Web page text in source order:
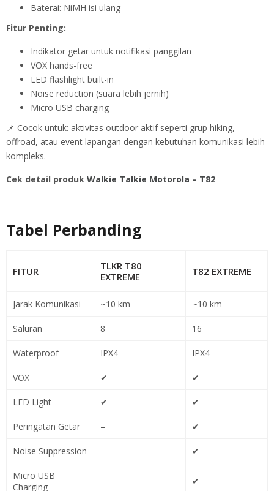
Baterai: NiMH isi ulang
Fitur Penting:
Indikator getar untuk notifikasi panggilan
VOX hands-free
LED flashlight built-in
Noise reduction (suara lebih jernih)
Micro USB charging
📌 Cocok untuk: aktivitas outdoor aktif seperti grup hiking,
offroad, atau event lapangan dengan kebutuhan komunikasi lebih
kompleks.
Cek detail produk Walkie Talkie Motorola – T82
Tabel Perbanding
FITUR
TLKR T80
EXTREME
T82 EXTREME
Jarak Komunikasi ~10 km ~10 km
Saluran 8 16
Waterproof IPX4 IPX4
VOX ✔ ✔
LED Light ✔ ✔
Peringatan Getar – ✔
Noise Suppression – ✔
Micro USB
Charging
– ✔